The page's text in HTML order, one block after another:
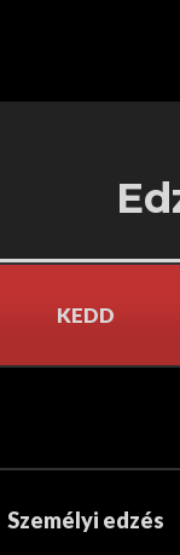
KEDD
Személyi edzés